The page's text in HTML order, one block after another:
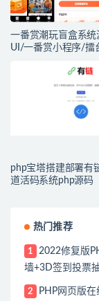
一番赏潮玩盲盒系统
UI/一番赏小程序/擂
php宝塔搭建部署有
道活码系统php源码
热门推荐
1
2022修复版
墙+3D签到投票
2 PHP网页版